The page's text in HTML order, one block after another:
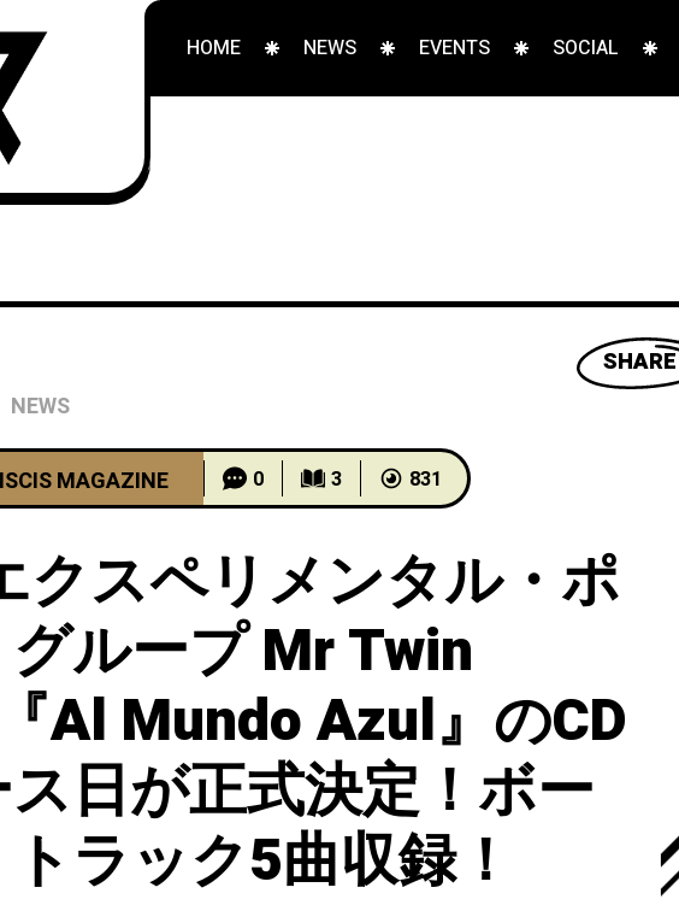
HOME NEWS EVENTS SOCIAL
SHARE
NEWS
MAGAZINE 0 3 831
クスペリメンタル・ポ
ループ Mr Twin
Al Mundo Azul』のCD
ス日が正式決定！ボー
ラック5曲収録！